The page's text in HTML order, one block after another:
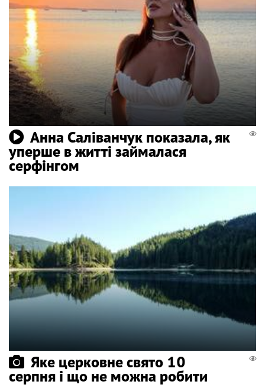
Анна Саліванчук показала, як
уперше в житті займалася
серфінгом
Яке церковне свято 10
серпня і що не можна робити